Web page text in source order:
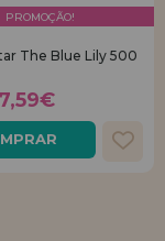
fazer suas
o status de seus
PROMOÇÃO!
The Blue Lily 500
7,59€